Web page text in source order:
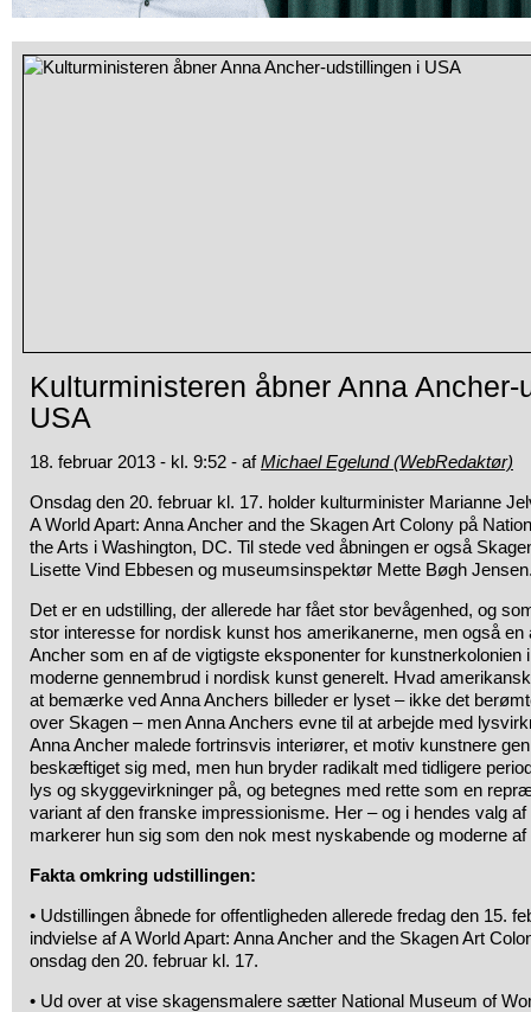
Kulturministeren åbner Anna
USA
18. februar 2013 - kl. 9:52 - afMichael Egelund (WebRedaktør)
Onsdag den 20. februar kl. 17. holder kulturminister Marianne
A World Apart: Anna Ancher and the Skagen Art Colony på
the Arts i Washington, DC. Til stede ved åbningen er også
Lisette Vind Ebbesen og museumsinspektør Mette Bøgh
Det er en udstilling, der allerede har fået stor bevågenhed, og
stor interesse for nordisk kunst hos amerikanerne, men også en
Ancher som en af de vigtigste eksponenter for kunstnerkolonien
moderne gennembrud i nordisk kunst generelt. Hvad
at bemærke ved Anna Anchers billeder er lyset – ikke det
over Skagen – men Anna Anchers evne til at arbejde med
Anna Ancher malede fortrinsvis interiører, et motiv kunstnere
beskæftiget sig med, men hun bryder radikalt med tidligere
lys og skyggevirkninger på, og betegnes med rette som en
variant af den franske impressionisme. Her – og i hendes valg
markerer hun sig som den nok mest nyskabende og moderne
Fakta omkring udstillingen:
• Udstillingen åbnede for offentligheden allerede fredag den 15.
indvielse af A World Apart: Anna Ancher and the Skagen Art
onsdag den 20. februar kl. 17.
• Ud over at vise skagensmalere sætter National Museum of